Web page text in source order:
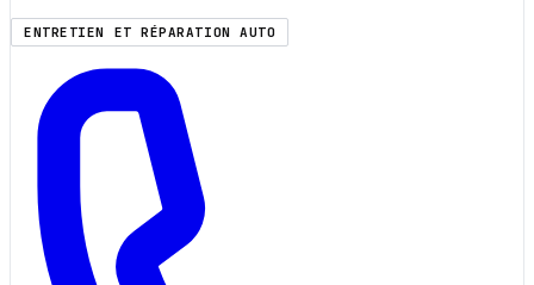
ENTRETIEN ET RÉPARATION AUTO